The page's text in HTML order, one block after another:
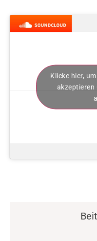
Klicke hier,
akzeptieren